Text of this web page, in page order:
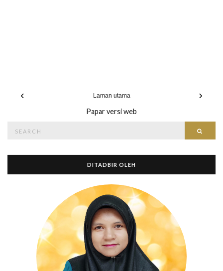
‹ ›
Laman utama
Papar versi web
for:
DITADBIR OLEH